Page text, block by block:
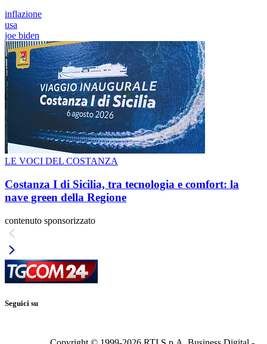
inflazione
usa
joe biden
LE VOCI DEL COSTANZA
Costanza I di Sicilia, tra tecnologia e comfort: la
nave green della Regione
contenuto sponsorizzato
Seguici su